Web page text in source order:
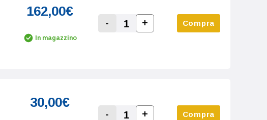
162,00€
In magazzino Decrease Quantity:
-
Increase Quantity:
+ Compra
30,00€
- + Compra